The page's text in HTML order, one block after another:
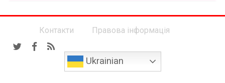
Контакти Правова інформація
Ukrainian